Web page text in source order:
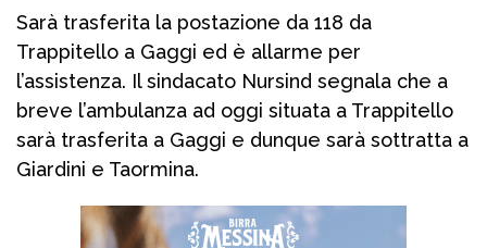
Sarà trasferita la postazione da 118 da
Trappitello a Gaggi ed è allarme per
l’assistenza. Il sindacato Nursind segnala che a
breve l’ambulanza ad oggi situata a Trappitello
sarà trasferita a Gaggi e dunque sarà sottratta a
Giardini e Taormina.